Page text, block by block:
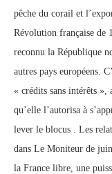
pêche du corail et
Révolution française de
reconnu la République
autres pays européens.
« crédits sans intérêts
qu’elle l’autorisa à
lever le blocus . Les
dans Le Moniteur de
la France libre, une